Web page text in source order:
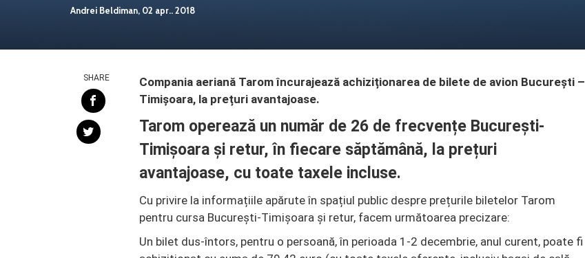
Andrei Beldiman, 02 apr.. 2018
Compania aeriană Tarom încurajează achiziționarea de bilete de avion București –
Timișoara, la prețuri avantajoase.
Tarom operează un număr de 26 de frecvențe București-
Timișoara și retur, în fiecare săptămână, la prețuri
avantajoase, cu toate taxele incluse.
Cu privire la informațiile apărute în spațiul public despre prețurile biletelor Tarom
pentru cursa București-Timișoara și retur, facem următoarea precizare:
Un bilet dus-întors, pentru o persoană, în perioada 1-2 decembrie, anul curent, poate fi
SHARE